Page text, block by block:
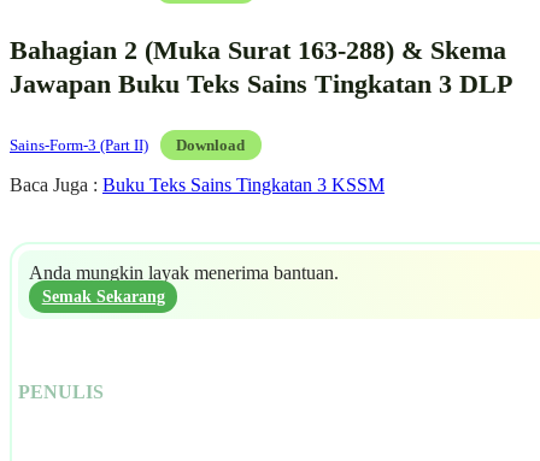
Bahagian 2 (Muka Surat 163-288) & Skema
Jawapan Buku Teks Sains Tingkatan 3 DLP
Sains-Form-3 (Part II) Download
Baca Juga : Buku Teks Sains Tingkatan 3 KSSM
Anda mungkin layak menerima bantuan.
Semak Sekarang
PENULIS